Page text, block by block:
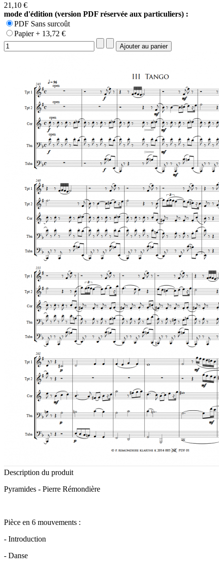
21,10 €
mode d'édition (version PDF réservée aux particuliers) :
PDF Sans surcoût
Papier + 13,72 €
Description du produit
Pyramides - Pierre Rémondière
Pièce en 6 mouvements :
- Introduction
- Danse